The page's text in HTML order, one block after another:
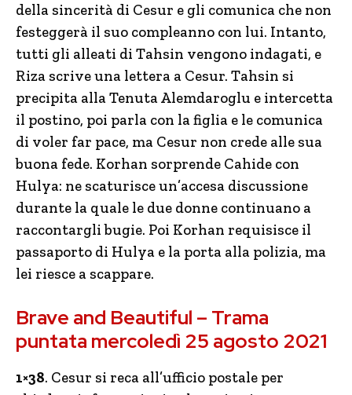
della sincerità di Cesur e gli comunica che non
festeggerà il suo compleanno con lui. Intanto,
tutti gli alleati di Tahsin vengono indagati, e
Riza scrive una lettera a Cesur. Tahsin si
precipita alla Tenuta Alemdaroglu e intercetta
il postino, poi parla con la figlia e le comunica
di voler far pace, ma Cesur non crede alle sua
buona fede. Korhan sorprende Cahide con
Hulya: ne scaturisce un’accesa discussione
durante la quale le due donne continuano a
raccontargli bugie. Poi Korhan requisisce il
passaporto di Hulya e la porta alla polizia, ma
lei riesce a scappare.
Brave and Beautiful – Trama
puntata mercoledì 25 agosto 2021
1×38. Cesur si reca all’ufficio postale per